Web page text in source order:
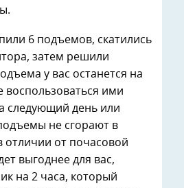
6 подъемов, скатились
затем решили
у вас останется на
воспользоваться ими
следующий день или
не сгорают в
отличии от почасовой
выгоднее для вас,
на 2 часа, который